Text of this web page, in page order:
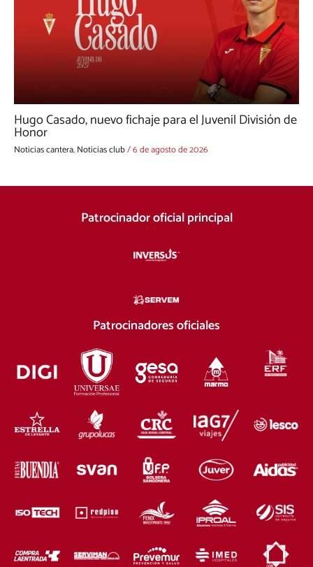
Hugo Casado, nuevo fichaje para el Juvenil División de
Honor
Noticias cantera,Noticias club/6 de agosto de 2026
Patrocinador oficial principal
Patrocinadores oficiales